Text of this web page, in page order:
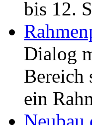
bis 12.
Dialog
Bereich
ein
Neubau